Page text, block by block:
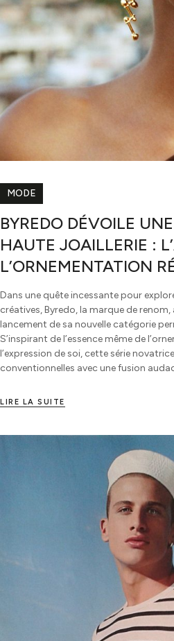
MODE
BYREDO DÉVOILE
HAUTE JOAILLERIE :
L’ORNEMENTATION
Dans une quête incessante pour
créatives, Byredo, la marque de
lancement de sa nouvelle catégorie
S’inspirant de l’essence même de
l’expression de soi, cette série
conventionnelles avec une fusion
LIRE LA SUITE